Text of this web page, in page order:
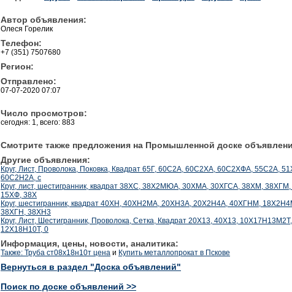
Автор объявления:
Олеся Горелик
Телефон:
+7 (351) 7507680
Регион:
Отправлено:
07-07-2020 07:07
Число просмотров:
сегодня: 1, всего: 883
Смотрите также предложения на Промышленной доске
Другие объявления:
Круг, Лист, Проволока, Поковка, Квадрат 65Г, 60С2А, 60С2ХА, 60С2ХФА, 55С2А,
60С2Н2А, с
Круг, лист, шестигранник, квадрат 38ХС, 38Х2МЮА, 30ХМА, 30ХГСА, 38ХМ,
15ХФ, 38Х
Круг, шестигранник, квадрат 40ХН, 40ХН2МА, 20ХН3А, 20Х2Н4А, 40ХГНМ,
38ХГН, 38ХН3
Круг, Лист, Шестигранник, Проволока, Сетка, Квадрат 20Х13, 40Х13,
12Х18Н10Т, 0
Информация, цены, новости, аналитика:
Также: Труба ст08х18н10т цена и Купить металлопрокат в Пскове
Вернуться в раздел "Доска объявлений"
Поиск по доске объявлений >>